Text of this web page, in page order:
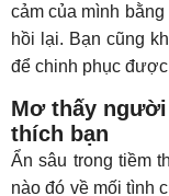
cảm của mình
hồi lại. Bạn cũng
để chinh phục
Mơ thấy
thích bạn
Ẩn sâu trong tiềm
nào đó về mối tình